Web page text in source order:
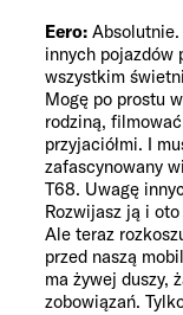
Eero:
innych pojazdów
wszystkim
Mogę po prostu
rodziną,
przyjaciółmi. I
zafascynowany
T68. Uwagę
Rozwijasz ją i
Ale teraz
przed naszą
ma żywej duszy,
zobowiązań.